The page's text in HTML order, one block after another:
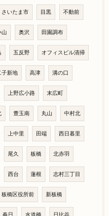
さいたま市 目黒 不動前
山 奥沢 田園調布
五反野 オフィスビル清掃
子新地 高津 溝の口
上野広小路 末広町
豊玉南 丸山 中村北
上中里 田端 西日暮里
尾久 板橋 北赤羽
西台 蓮根 志村三丁目
板橋区役所前 新板橋
春日 水道橋 日比谷